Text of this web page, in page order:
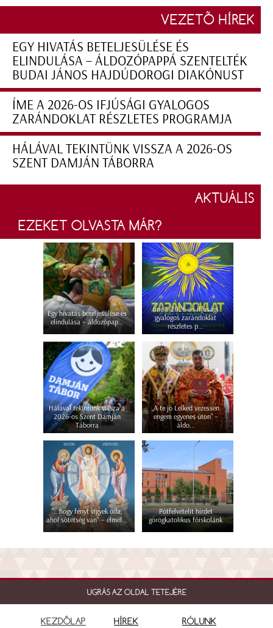
VEZETŐ HÍREK
EGY HIVATÁS BETELJESÜLÉSE ÉS
ELINDULÁSA – ÁLDOZÓPAPPÁ SZENTELTÉK
BUDAI JÁNOS HAJDÚDOROGI DIAKÓNUST
ÍME A 2026-OS IFJÚSÁGI GYALOGOS
ZARÁNDOKLAT RÉSZLETES PROGRAMJA
HÁLÁVAL TEKINTÜNK VISSZA A 2026-OS
SZENT DAMJÁN TÁBORRA
AKTUÁLIS
EZEKET OLVASTA MÁR?
Egy hivatás beteljesülése és
elindulása – áldozópap...
Íme a 2026-os ifjúsági
gyalogos zarándoklat
részletes p...
Hálával tekintünk vissza a
2026-os Szent Damján
Táborra
„A te jó Lelked vezessen
engem egyenes úton” –
áldo...
"...hogy fényt vigyek oda,
ahol sötétség van" – elmél...
Pótfelvételit hirdet
görögkatolikus főiskolánk
UGRÁS AZ OLDAL TETEJÉRE
KEZDŐLAP HÍREK RÓLUNK